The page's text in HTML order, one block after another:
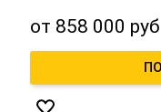
от 858 000 руб